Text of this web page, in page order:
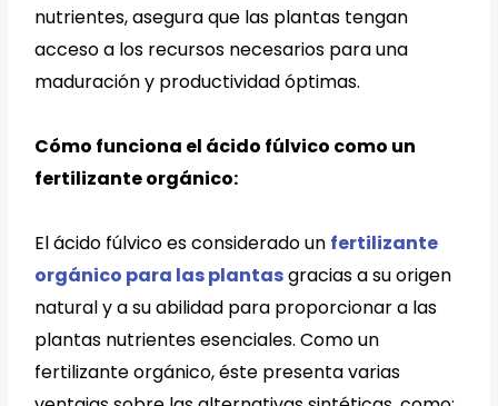
nutrientes, asegura que las plantas tengan
acceso a los recursos necesarios para una
maduración y productividad óptimas.
Cómo funciona el ácido fúlvico como un
fertilizante orgánico:
El ácido fúlvico es considerado un fertilizante
orgánico para las plantasgracias a su origen
natural y a su abilidad para proporcionar a las
plantas nutrientes esenciales. Como un
fertilizante orgánico, éste presenta varias